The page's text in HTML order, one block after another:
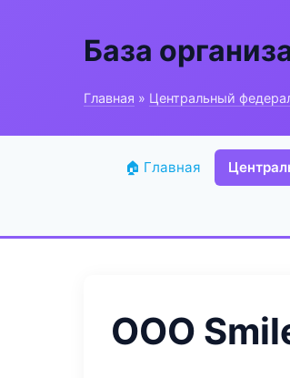
База
Главная » Центральный
🏠 Главная
ООО